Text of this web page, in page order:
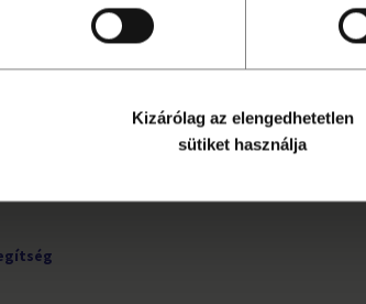
Kizárólag az elengedhetetlen
sütiket használja
Facebook
Instagram